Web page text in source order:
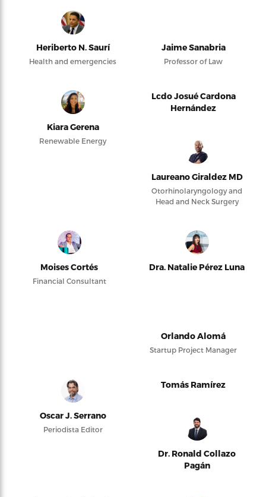
Heriberto N. Saurí
Health and emergencies
Jaime Sanabria
Professor of Law
Kiara Gerena
Renewable Energy
Lcdo Josué Cardona
Hernández
Laureano Giraldez MD
Otorhinolaryngology and
Head and Neck Surgery
Moises Cortés
Financial Consultant
Dra. Natalie Pérez Luna
Orlando Alomá
Startup Project Manager
Oscar J. Serrano
Periodista Editor
Tomás Ramírez
Dr. Ronald Collazo
Pagán